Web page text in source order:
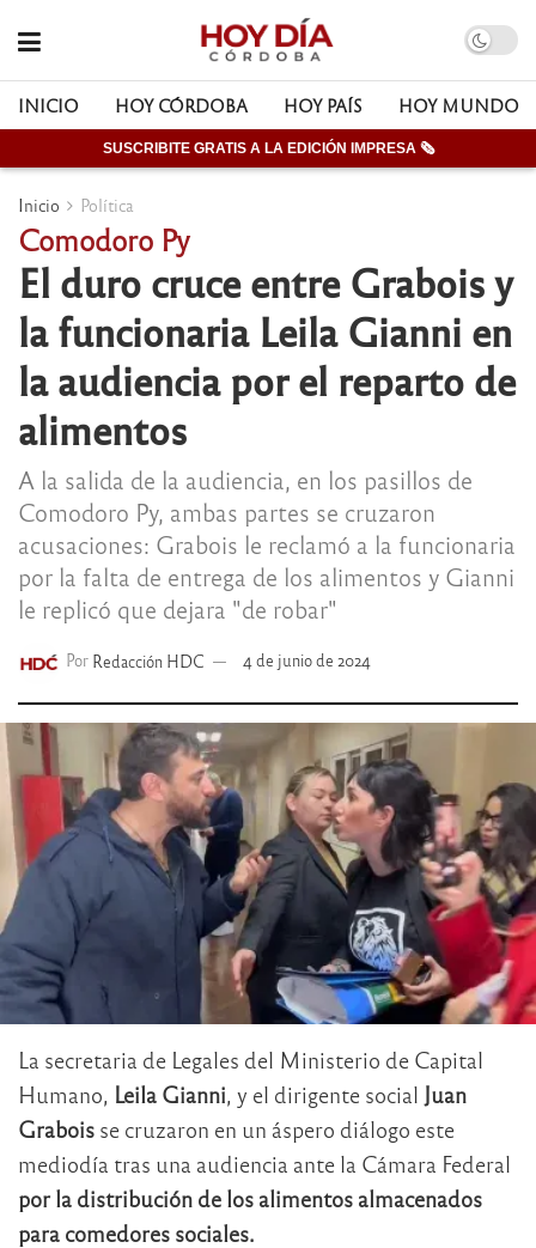
INICIO HOY CÓRDOBA HOY PAÍS HOY MUNDO
SUSCRIBITE GRATIS A LA EDICIÓN IMPRESA 🗞
Inicio Política
Comodoro Py
El duro cruce entre Grabois y
la funcionaria Leila Gianni en
la audiencia por el reparto de
alimentos
A la salida de la audiencia, en los pasillos de
Comodoro Py, ambas partes se cruzaron
acusaciones: Grabois le reclamó a la funcionaria
por la falta de entrega de los alimentos y Gianni
le replicó que dejara "de robar"
Por Redacción HDC 4 de junio de 2024
La secretaria de Legales del Ministerio de Capital
Humano, Leila Gianni, y el dirigente social Juan
Grabois se cruzaron en un áspero diálogo este
mediodía tras una audiencia ante la Cámara Federal
por la distribución de los alimentos almacenados
para comedores sociales.